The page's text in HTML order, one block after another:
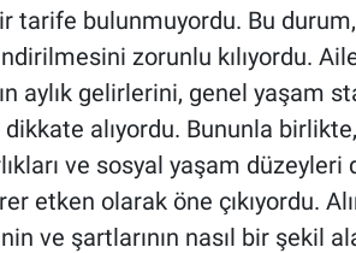
tarife bulunmuyordu. Bu
zorunlu kılıyordu.
aylık gelirlerini, genel yaşam
dikkate alıyordu. Bununla
ve sosyal yaşam
etken olarak öne çıkıyordu.
ve şartlarının nasıl bir şekil